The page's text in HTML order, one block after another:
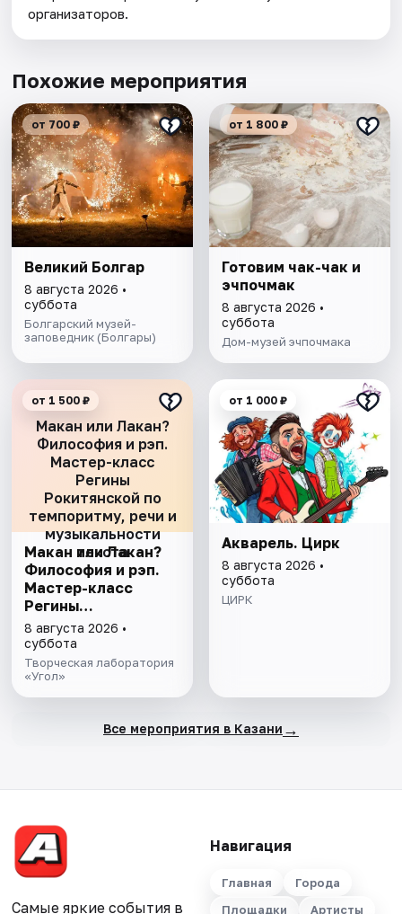
организаторов.
Похожие мероприятия
от 700 ₽
Великий Болгар
8 августа 2026 •
суббота
Болгарский музей-
заповедник (Болгары)
от 1 800 ₽
Готовим чак-чак и
эчпочмак
8 августа 2026 •
суббота
Дом-музей эчпочмака
Макан или Лакан?
Философия и рэп.
Мастер-класс
Регины
Рокитянской по
темпоритму, речи и
музыкальности
текста
от 1 500 ₽
Макан или Лакан?
Философия и рэп.
Мастер-класс
Регины
Рокитянской по
темпоритму, речи и
музыкальности
текста
8 августа 2026 •
суббота
Творческая лаборатория
«Угол»
от 1 000 ₽
Акварель. Цирк
8 августа 2026 •
суббота
ЦИРК
Все мероприятия в Казани →
Самые яркие события в
Навигация
Главная
Города
Площадки
Артисты